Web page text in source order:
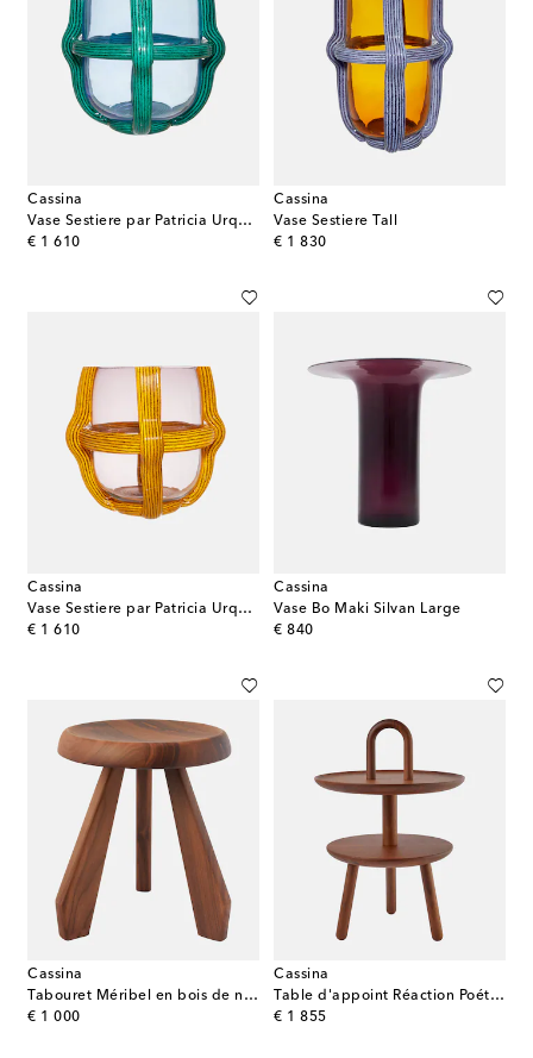
Cassina
Vase Sestiere par Patricia Urquiola
€ 1 610
original price
Cassina
Vase Sestiere Tall
€ 1 830
original price
Cassina
Vase Sestiere par Patricia Urquiola
€ 1 610
original price
Cassina
Vase Bo Maki Silvan Large
€ 840
original price
Cassina
Tabouret Méribel en bois de noyer
€ 1 000
original price
Cassina
Table d'appoint Réaction Poétique par Jaime Hayon
€ 1 855
original price